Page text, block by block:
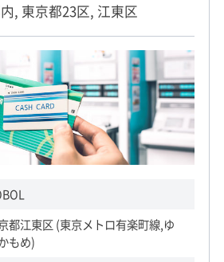
, 東京都23区, 江東区
都江東区 (東京メトロ有楽町線,ゆ
もめ)